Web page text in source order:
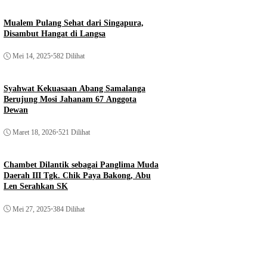
Mualem Pulang Sehat dari Singapura,
Disambut Hangat di Langsa
Mei 14, 2025•582 Dilihat
Syahwat Kekuasaan Abang Samalanga
Berujung Mosi Jahanam 67 Anggota
Dewan
Maret 18, 2026•521 Dilihat
Chambet Dilantik sebagai Panglima Muda
Daerah III Tgk. Chik Paya Bakong, Abu
Len Serahkan SK
Mei 27, 2025•384 Dilihat